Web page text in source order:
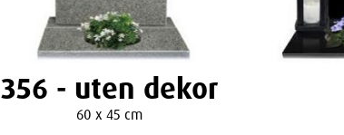
356 - uten dekor
60 x 45 cm